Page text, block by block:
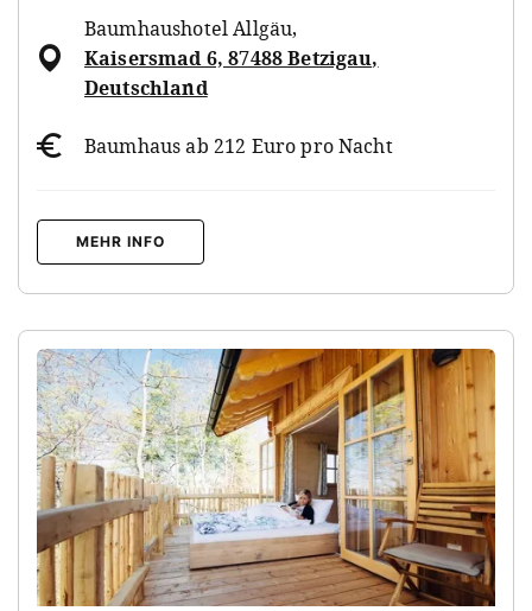
Baumhaushotel Allgäu,
Kaisersmad 6, 87488 Betzigau,
Deutschland
Baumhaus ab 212 Euro pro Nacht
MEHR INFO